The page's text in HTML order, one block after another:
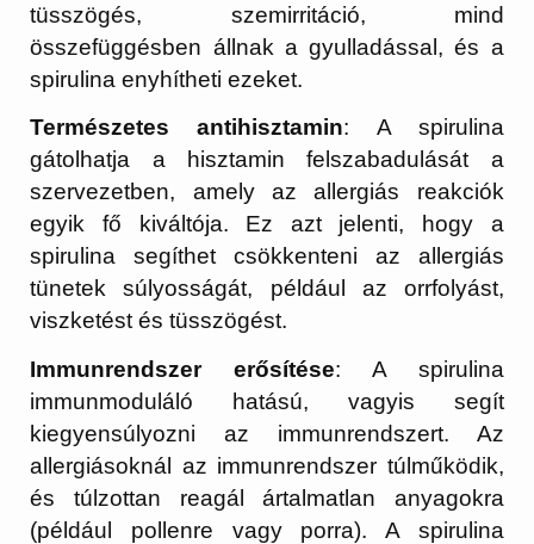
tüsszögés, szemirritáció, mind
összefüggésben állnak a gyulladással, és a
spirulina enyhítheti ezeket.
Természetes antihisztamin: A spirulina
gátolhatja a hisztamin felszabadulását a
szervezetben, amely az allergiás reakciók
egyik fő kiváltója. Ez azt jelenti, hogy a
spirulina segíthet csökkenteni az allergiás
tünetek súlyosságát, például az orrfolyást,
viszketést és tüsszögést.
Immunrendszer erősítése: A spirulina
immunmoduláló hatású, vagyis segít
kiegyensúlyozni az immunrendszert. Az
allergiásoknál az immunrendszer túlműködik,
és túlzottan reagál ártalmatlan anyagokra
(például pollenre vagy porra). A spirulina